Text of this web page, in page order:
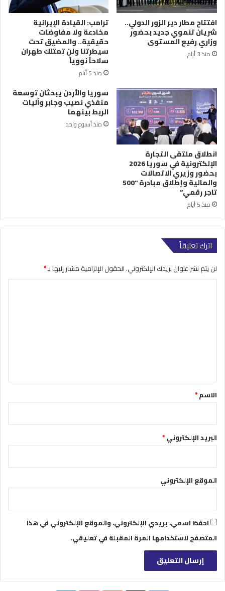
افتتاح مطار دير الزور الدولي..
شريان تنموي جديد بحضور
وزاري رفيع المستوى
منذ 3 أيام
ترامب: القيادة الإيرانية
مخادعة ولا مفاوضات
حقيقية.. والمضيق تحت
سيطرتنا ولن تمتلك طهران
سلاحاً نووياً
منذ 5 أيام
انطلاق ملتقى التجارة
الإلكترونية في سوريا 2026
بحضور وزيري الاتصالات
والمالية وإطلاق مبادرة “500
تاجر رقمي”
منذ 5 أيام
سوريا والأردن يبحثان توسعة
منفذي نصيب وجابر وآليات
الربط بينهما
منذ أسبوع واحد
اترك تعليقاً
لن يتم نشر عنوان بريدك الإلكتروني.الحقول الإلزامية مشار إليها بـ*
*الاسم*
البريد الإلكتروني*
الموقع الإلكتروني
احفظ اسمي، بريدي الإلكتروني، والموقع الإلكتروني في هذا
المتصفح لاستخدامها المرة المقبلة في تعليقي.